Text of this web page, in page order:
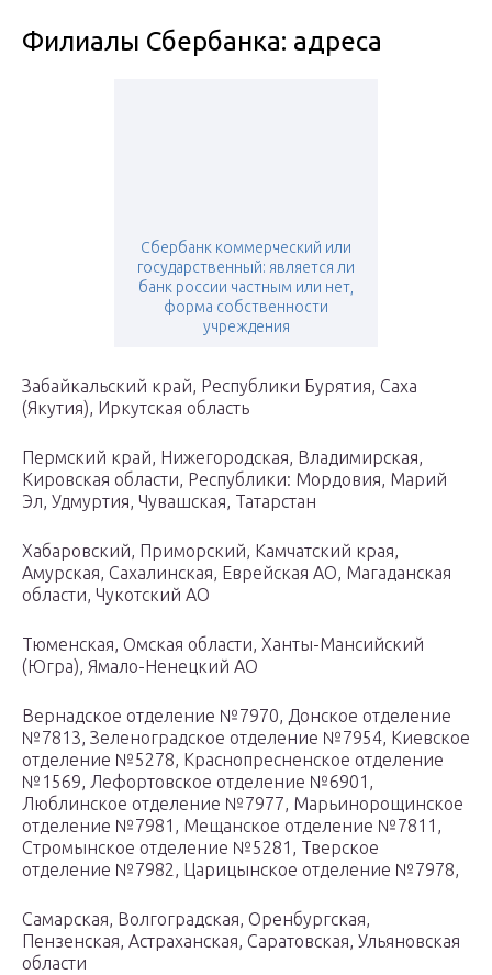
Филиалы Сбербанка: адреса
Сбербанк коммерческий или
государственный: является ли
банк россии частным или нет,
форма собственности
учреждения
Забайкальский край, Республики Бурятия, Саха
(Якутия), Иркутская область
Пермский край, Нижегородская, Владимирская,
Кировская области, Республики: Мордовия, Марий
Эл, Удмуртия, Чувашская, Татарстан
Хабаровский, Приморский, Камчатский края,
Амурская, Сахалинская, Еврейская АО, Магаданская
области, Чукотский АО
Тюменская, Омская области, Ханты-Мансийский
(Югра), Ямало-Ненецкий АО
Вернадское отделение №7970, Донское отделение
№7813, Зеленоградское отделение №7954, Киевское
отделение №5278, Краснопресненское отделение
№1569, Лефортовское отделение №6901,
Люблинское отделение №7977, Марьинорощинское
отделение №7981, Мещанское отделение №7811,
Стромынское отделение №5281, Тверское
отделение №7982, Царицынское отделение №7978,
Самарская, Волгоградская, Оренбургская,
Пензенская, Астраханская, Саратовская, Ульяновская
области